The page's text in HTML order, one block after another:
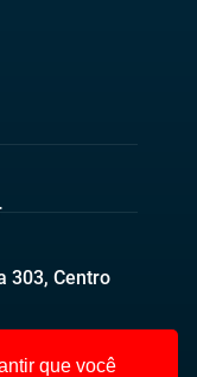
303, Centro
que você